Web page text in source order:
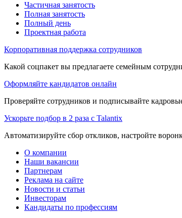
Частичная занятость
Полная занятость
Полный день
Проектная работа
Корпоративная поддержка сотрудников
Какой соцпакет вы предлагаете семейным
Оформляйте кандидатов онлайн
Проверяйте сотрудников и подписывайте
Ускорьте подбор в 2 раза с Talantix
Автоматизируйте сбор откликов, настройте
О компании
Наши вакансии
Партнерам
Реклама на сайте
Новости и статьи
Инвесторам
Кандидаты по профессиям